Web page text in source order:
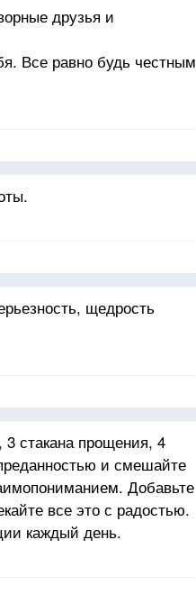
друзья и
Все равно будь честным
Все равно строй.
Все равно делай
мир попросит еще. Все
нужно не людям. Это
щедрость
стакана прощения, 4
и смешайте
Добавьте
все это с радостью.
каждый день.